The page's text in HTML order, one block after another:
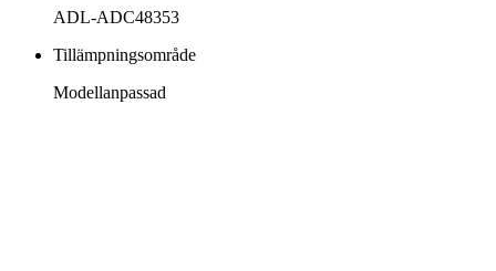
ADL-ADC48353
Tillämpningsområde
Modellanpassad